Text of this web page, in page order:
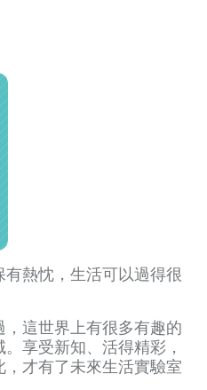
熱忱，生活可以過得很
這世界上有很多有趣的
享受新知、活得精彩，
才有了未來生活實驗室